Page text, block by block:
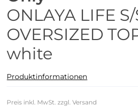
ONLAYA LIFE S/
OVERSIZED
white
Produktinformationen
Preis inkl. MwSt. zzgl. Versand